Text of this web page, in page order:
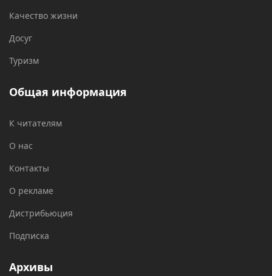
Качество жизни
Досуг
Туризм
Общая информация
К читателям
О нас
Контакты
О рекламе
Дистрибьюция
Подписка
Архивы